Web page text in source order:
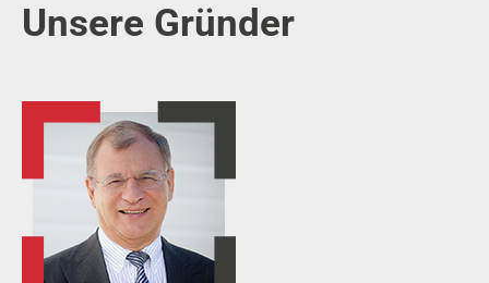
Unsere Gründer